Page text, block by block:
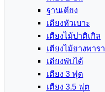
ฐานเตียง
เตียงหัวเบาะ
เตียงไม้ปาติเกิล
เตียงไม้ยางพารา
เตียงพับได้
เตียง 3 ฟุต
เตียง 3.5 ฟุต